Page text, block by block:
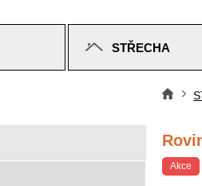
STŘECHA
Akce